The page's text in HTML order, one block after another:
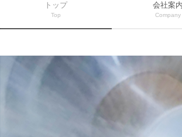
トップ
Top
会社案内
Company